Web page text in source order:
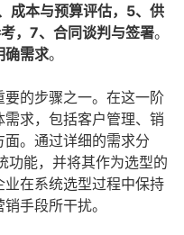
成本与预算评估，5、供
，7、合同谈判与签署。
确需求。
的步骤之一。在这一阶
求，包括客户管理、销
。通过详细的需求分
功能，并将其作为选型的
在系统选型过程中保持
手段所干扰。